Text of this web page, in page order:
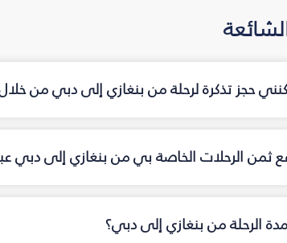
حجز تذكرة لرحلة من بنغازي إلى دبي من
ثمن الرحلات الخاصة بي من بنغازي إلى دبي
الرحلة من بنغازي إلى دبي؟